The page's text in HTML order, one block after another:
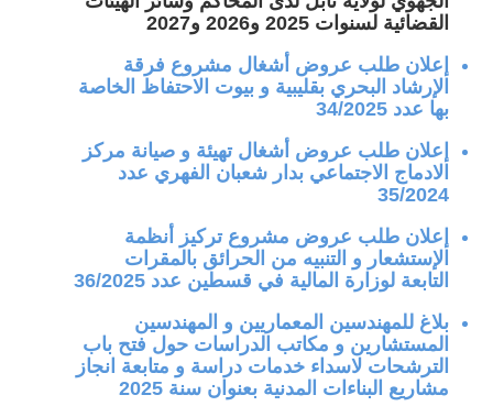
القضائية لسنوات 2025 و2026 و2027
إعلان طلب عروض أشغال مشروع فرقة
الإرشاد البحري بقليبية و بيوت الاحتفاظ الخاصة
بها عدد 34/2025
إعلان طلب عروض أشغال تهيئة و صيانة مركز
الادماج الاجتماعي بدار شعبان الفهري عدد
35/2024
إعلان طلب عروض مشروع تركيز أنظمة
الإستشعار و التنبيه من الحرائق بالمقرات
التابعة لوزارة المالية في قسطين عدد 36/2025
بلاغ للمهندسين المعماريين و المهندسين
المستشارين و مكاتب الدراسات حول فتح باب
الترشحات لاسداء خدمات دراسة و متابعة انجاز
مشاريع البناءات المدنية بعنوان سنة 2025